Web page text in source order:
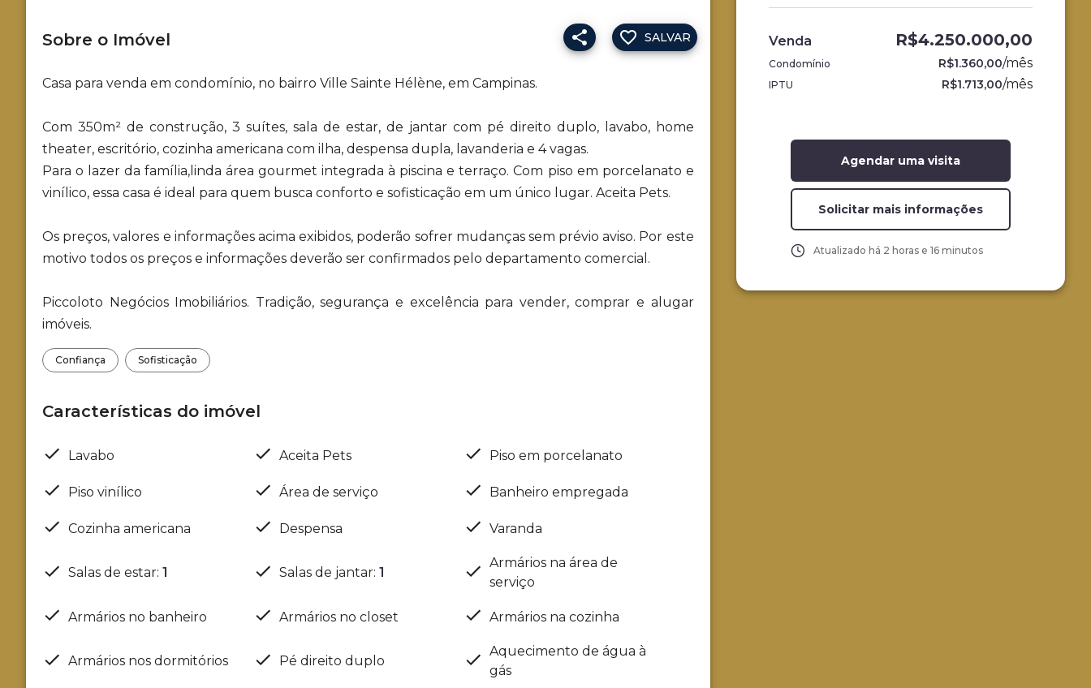
Sobre o Imóvel
Casa para venda em condomínio, no bairro Ville Sainte Hélène, em Campinas.
Com 350m² de construção, 3 suítes, sala de estar, de jantar com pé direito duplo, lavabo, home
theater, escritório, cozinha americana com ilha, despensa dupla, lavanderia e 4 vagas.
Para o lazer da família,linda área gourmet integrada à piscina e terraço. Com piso em porcelanato e
vinílico, essa casa é ideal para quem busca conforto e sofisticação em um único lugar. Aceita Pets.
Os preços, valores e informações acima exibidos, poderão sofrer mudanças sem prévio aviso. Por este
motivo todos os preços e informações deverão ser confirmados pelo departamento comercial.
Piccoloto Negócios Imobiliários. Tradição, segurança e excelência para vender, comprar e alugar
imóveis.
Confiança Sofisticação
SALVAR
Características do imóvel
Lavabo Aceita Pets Piso em porcelanato
Piso vinílico Área de serviço Banheiro empregada
Cozinha americana Despensa Varanda
Salas de estar: 1 Salas de jantar: 1
Armários na área de
serviço
Armários no banheiro Armários no closet Armários na cozinha
Armários nos dormitórios Pé direito duplo
Aquecimento de água à
gás
Venda R$4.250.000,00
Condomínio R$1.360,00/mês
IPTU R$1.713,00/mês
Agendar uma visita
Solicitar mais informações
Atualizado há 2 horas e 16 minutos